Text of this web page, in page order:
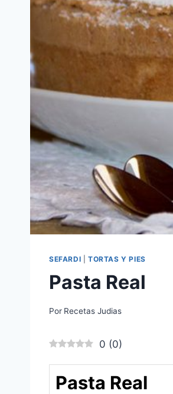
SEFARDI TORTAS Y PIES
Pasta Real
Por Recetas Judias
0 (0)
Pasta Real